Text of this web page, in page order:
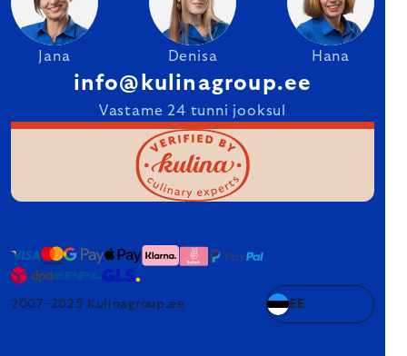
Jana Denisa Hana
info@kulinagroup.ee
Vastame 24 tunni jooksul
2007–2025 Kulinagroup.ee EE